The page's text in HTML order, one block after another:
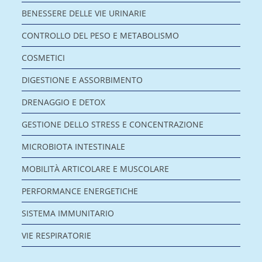
BENESSERE DELLE VIE URINARIE
CONTROLLO DEL PESO E METABOLISMO
COSMETICI
DIGESTIONE E ASSORBIMENTO
DRENAGGIO E DETOX
GESTIONE DELLO STRESS E CONCENTRAZIONE
MICROBIOTA INTESTINALE
MOBILITÀ ARTICOLARE E MUSCOLARE
PERFORMANCE ENERGETICHE
SISTEMA IMMUNITARIO
VIE RESPIRATORIE